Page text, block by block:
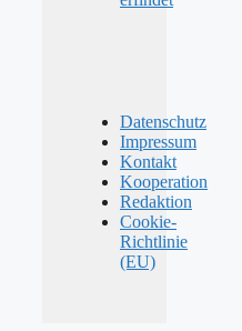
Datenschutz
Impressum
Kontakt
Kooperation
Redaktion
Cookie-
Richtlinie
(EU)